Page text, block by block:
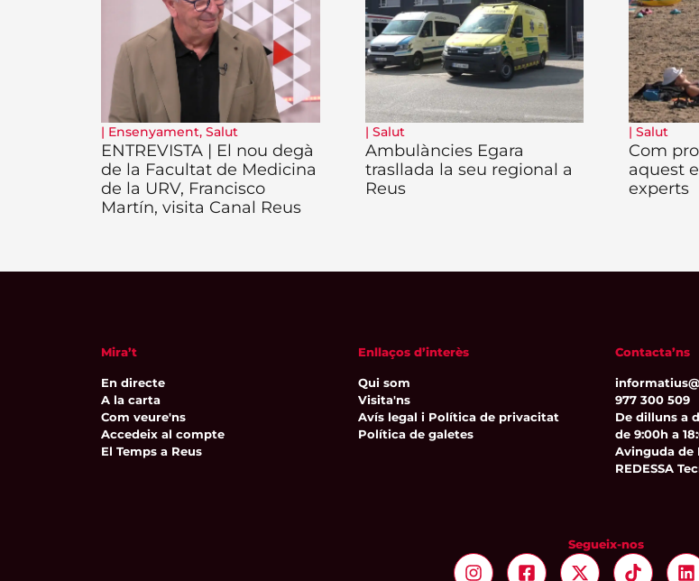
| Ensenyament, Salut
ENTREVISTA | El nou degà
de la Facultat de Medicina
de la URV, Francisco
Martín, visita Canal Reus
| Salut
Ambulàncies Egara
trasllada la seu regional a
Reus
| Salut
Com
aquest
experts
Mira’t
En directe
A la carta
Com veure'ns
Accedeix al compte
El Temps a Reus
Enllaços d’interès
Qui som
Visita'ns
Avís legal i Política de privacitat
Política de galetes
Contacta’ns
977 300 509
De dilluns a
de 9:00h a
Avinguda de
REDESSA
Segueix-nos